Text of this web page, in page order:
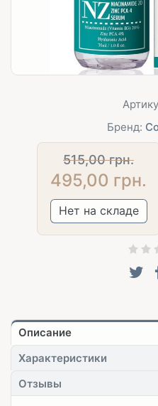
Бренд:
515,00грн.
495,00 грн.
Нет на складе
Описание
Характеристики
Отзывы